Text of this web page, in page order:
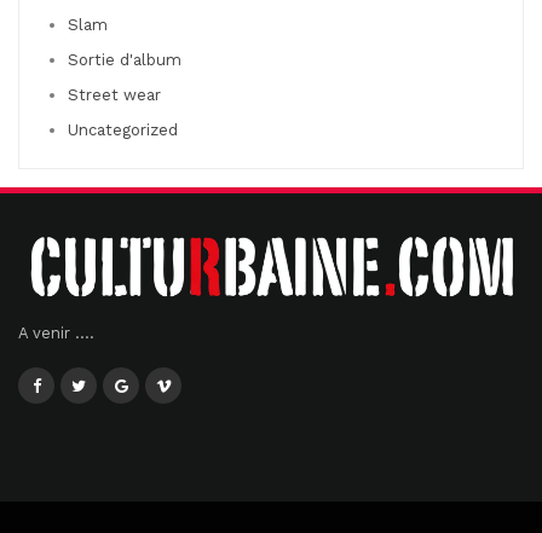
Slam
Sortie d'album
Street wear
Uncategorized
A venir ....